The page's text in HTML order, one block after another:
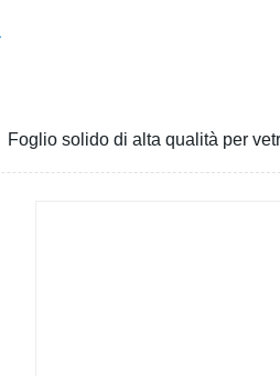
Foglio solido di alta qualità per